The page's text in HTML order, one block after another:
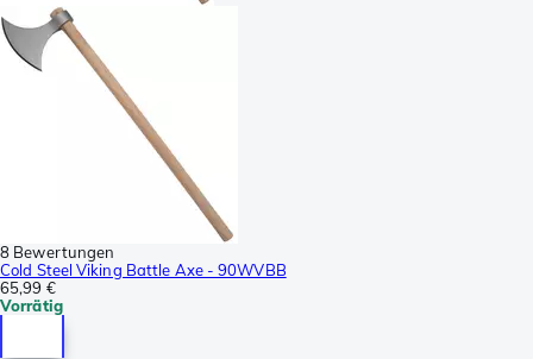
8 Bewertungen
Cold Steel Viking Battle Axe - 90WVBB
65,99 €
Vorrätig